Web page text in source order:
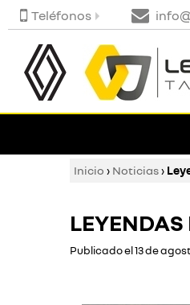
Teléfonos
Inicio › Noticias›
LEYENDAS
Publicado el 13 de